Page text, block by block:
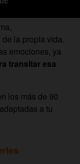
la propia vida.
emociones, ya
transitar esa
los más de 90
a tu